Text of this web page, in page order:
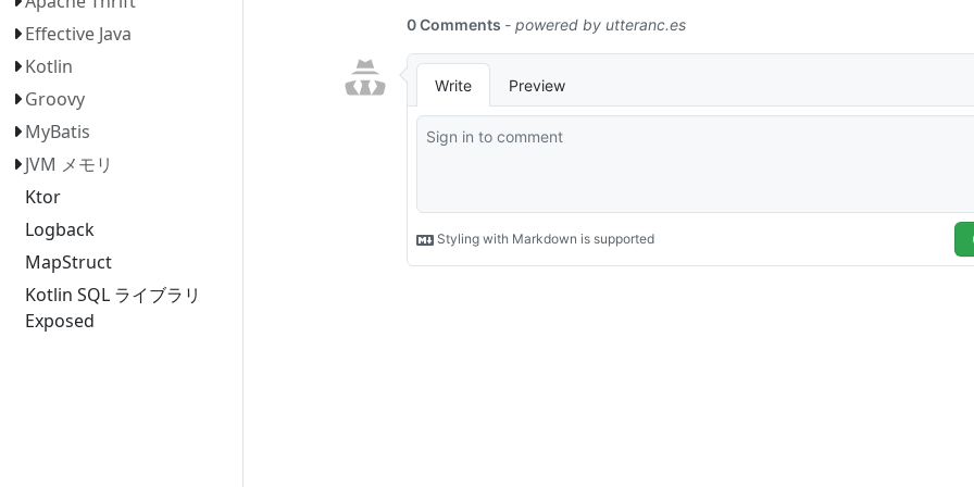
Effective Java
Kotlin
Groovy
MyBatis
JVM メモリ
Ktor
Logback
MapStruct
Kotlin SQL ライブラリ
Exposed